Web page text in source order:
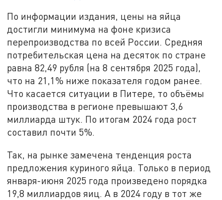
По информации издания, цены на яйца
достигли минимума на фоне кризиса
перепроизводства по всей России. Средняя
потребительская цена на десяток по стране
равна 82,49 рубля (на 8 сентября 2025 года),
что на 21,1% ниже показателя годом ранее.
Что касается ситуации в Питере, то объёмы
производства в регионе превышают 3,6
миллиарда штук. По итогам 2024 года рост
составил почти 5%.
Так, на рынке замечена тенденция роста
предложения куриного яйца. Только в период
января-июня 2025 года произведено порядка
19,8 миллиардов яиц. А в 2024 году в тот же